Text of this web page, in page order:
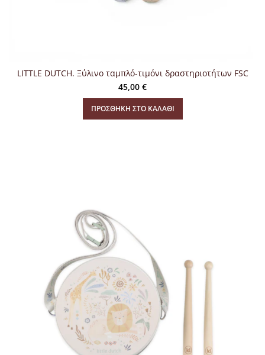
LITTLE DUTCH. Ξύλινο ταμπλό-τιμόνι δραστηριοτήτων FSC
45,00 €
ΠΡΟΣΘΉΚΗ ΣΤΟ ΚΑΛΆΘΙ